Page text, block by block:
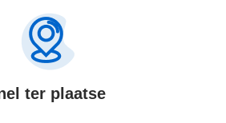
ter plaatse